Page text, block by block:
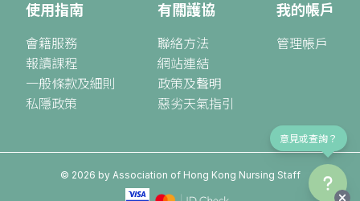
使用指南
會籍服務
報讀課程
一般條款及細則
私隱政策
有關護協
聯絡方法
網站連結
政策及聲明
惡劣天氣指引
我的帳戶
管理帳戶
© 2026 by Association of Hong Kong Nursing Staff
意見或查詢？